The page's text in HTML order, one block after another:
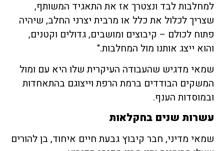
למחלבות לבד ונצטרך אז את התאגיד המשותף,
שצריך לכלול את כלל או מרבית יצרני החלב, שיהיה
פתוח לכולם – קיבוצים ומושבים, גדולים וקטנים,
והוא ייצג אותנו מול המחלבות."
שמאי מדגיש שהעבודה העיקרית שלו היא עם ומול
המשקים הבודדים ברמת הרפת וייצוגם בהתאחדות
ובמוסדות הענף.
עשרות שנים בחקלאות
שמאי מדיני, חבר קיבוץ גבעת חיים איחוד, בן להורים